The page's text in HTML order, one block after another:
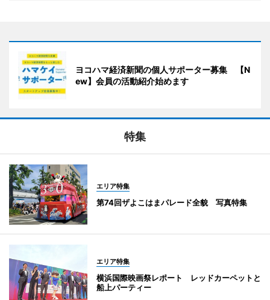
ヨコハマ経済新聞の個人サポーター募集 【N
ew】会員の活動紹介始めます
特集
エリア特集
第74回ザよこはまパレード全貌 写真特集
エリア特集
横浜国際映画祭レポート レッドカーペットと
船上パーティー